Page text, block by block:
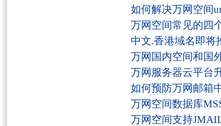
如何解决万网空间
万网空间常见的四
中文.香港域名即将
万网国内空间和国
万网服务器云平台
如何预防万网邮箱
万网空间数据库
万网空间支持